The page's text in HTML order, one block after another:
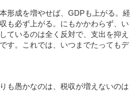
形成を増やせば、GDPも上がる。経
も必ず上がる。にもかかわらず、い
ているのは全く反対で、支出を抑え
す。これでは、いつまでたってもデ
も愚かなのは、税収が増えないのは